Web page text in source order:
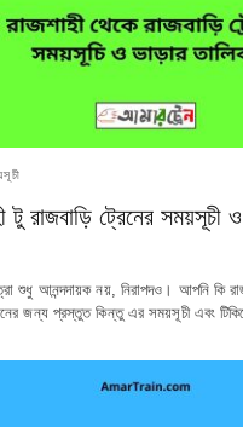
টু রাজবাড়ি ট্রেনের সময়সূচী
শুধু আনন্দদায়ক নয়, নিরাপদও। আপনি কি
জন্য প্রস্তুত কিন্তু এর সময়সূচী এবং